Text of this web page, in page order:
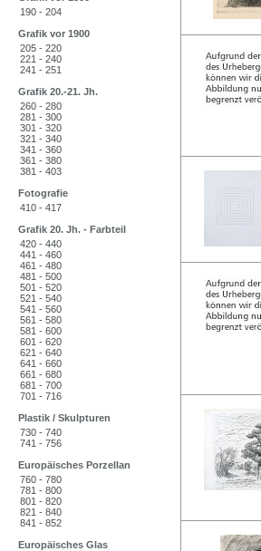
190 - 204
Grafik vor 1900
205 - 220
221 - 240
241 - 251
Grafik 20.-21. Jh.
260 - 280
281 - 300
301 - 320
321 - 340
341 - 360
361 - 380
381 - 403
Fotografie
410 - 417
Grafik 20. Jh. - Farbteil
420 - 440
441 - 460
461 - 480
481 - 500
501 - 520
521 - 540
541 - 560
561 - 580
581 - 600
601 - 620
621 - 640
641 - 660
661 - 680
681 - 700
701 - 716
Plastik / Skulpturen
730 - 740
741 - 756
Europäisches Porzellan
760 - 780
781 - 800
801 - 820
821 - 840
841 - 852
Europäisches Glas